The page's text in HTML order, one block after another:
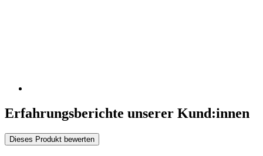
Erfahrungsberichte unserer Kund:innen
Dieses Produkt bewerten